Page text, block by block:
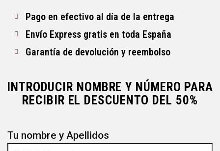
Pago en efectivo al día de la entrega
Envío Express gratis en toda España
Garantía de devolución y reembolso
INTRODUCIR NOMBRE Y NÚMERO PARA
RECIBIR EL DESCUENTO DEL 50%
Tu nombre y Apellidos